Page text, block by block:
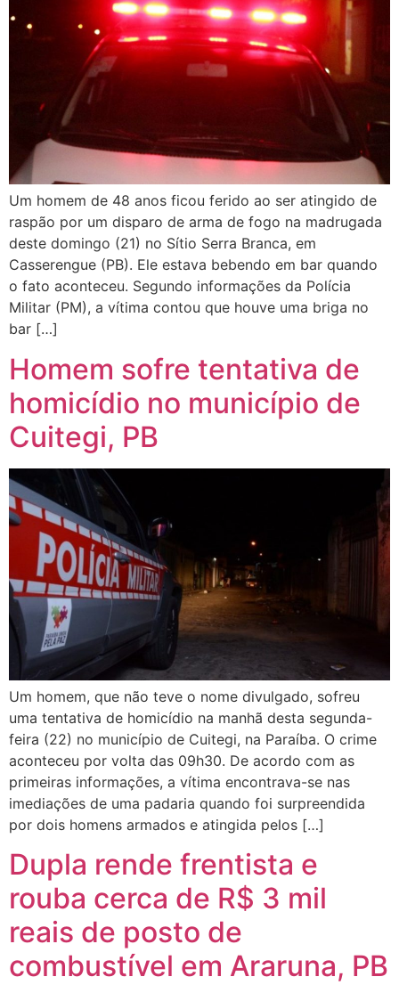
Um homem de 48 anos ficou ferido ao ser atingido de
raspão por um disparo de arma de fogo na madrugada
deste domingo (21) no Sítio Serra Branca, em
Casserengue (PB). Ele estava bebendo em bar quando
o fato aconteceu. Segundo informações da Polícia
Militar (PM), a vítima contou que houve uma briga no
bar […]
Homem sofre tentativa de
homicídio no município de
Cuitegi, PB
Um homem, que não teve o nome divulgado, sofreu
uma tentativa de homicídio na manhã desta segunda-
feira (22) no município de Cuitegi, na Paraíba. O crime
aconteceu por volta das 09h30. De acordo com as
primeiras informações, a vítima encontrava-se nas
imediações de uma padaria quando foi surpreendida
por dois homens armados e atingida pelos […]
Dupla rende frentista e
rouba cerca de R$ 3 mil
reais de posto de
combustível em Araruna, PB